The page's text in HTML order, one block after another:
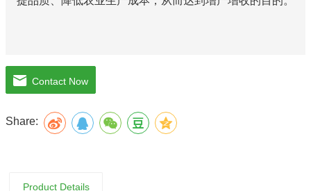
Contact Now
Share:
Product Details